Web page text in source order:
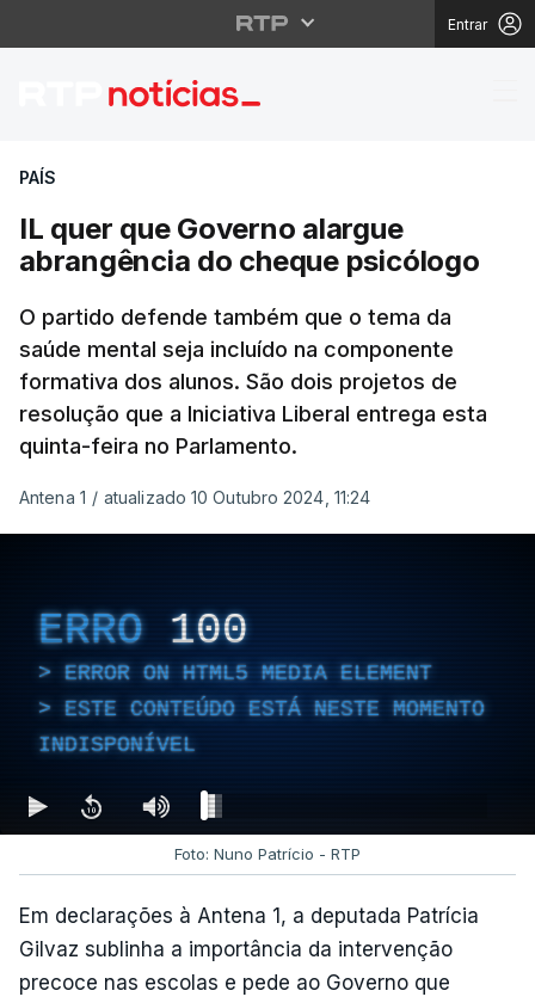
Entrar
IL quer que Governo
PAÍS
IL quer que Governo alargue
abrangência do cheque psicólogo
O partido defende também que o tema da
saúde mental seja incluído na componente
formativa dos alunos. São dois projetos de
resolução que a Iniciativa Liberal entrega esta
quinta-feira no Parlamento.
Antena 1 / atualizado 10 Outubro 2024, 11:24
ERRO 100
ERROR ON HTML5 MEDIA ELEMENT
ESTE CONTEÚDO ESTÁ NESTE MOMENTO
INDISPONÍVEL
Foto: Nuno Patrício - RTP
Em declarações à Antena 1, a deputada Patrícia
Gilvaz sublinha a importância da intervenção
precoce nas escolas e pede ao Governo que